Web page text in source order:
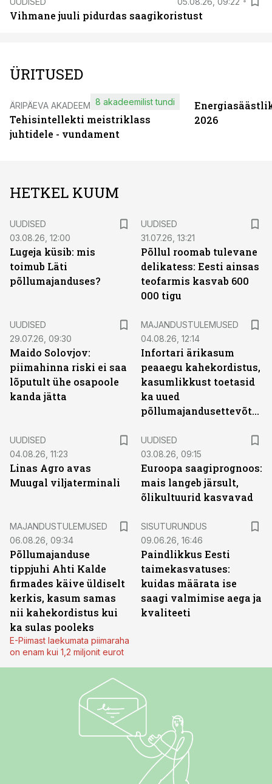
Vihmane juuli pidurdas saagikoristust
ÜRITUSED
ÄRIPÄEVA AKADEEMIA
Tehisintellekti meistriklass
juhtidele - vundament
8 akadeemilist tundi
2026
HETKEL KUUM
UUDISED
03.08.26, 12:00
Lugeja küsib: mis
toimub Läti
põllumajanduses?
UUDISED
31.07.26, 13:21
Põllul roomab tulevane
delikatess: Eesti ainsas
teofarmis kasvab 600
000 tigu
UUDISED
29.07.26, 09:30
Maido Solovjov:
piimahinna riski ei saa
lõputult ühe osapoole
kanda jätta
MAJANDUSTULEMUSED
04.08.26, 12:14
Infortari ärikasum
peaaegu kahekordistus,
kasumlikkust toetasid
ka uued
põllumajandusettevõtted
UUDISED
04.08.26, 11:23
Linas Agro avas
Muugal viljaterminali
UUDISED
03.08.26, 09:15
Euroopa saagiprognoos:
mais langeb järsult,
õlikultuurid kasvavad
MAJANDUSTULEMUSED
06.08.26, 09:34
Põllumajanduse
tippjuhi Ahti Kalde
firmades käive üldiselt
kerkis, kasum samas
nii kahekordistus kui
ka sulas pooleks
E-Piimast laekumata piimaraha
on enam kui 1,2 miljonit eurot
SISUTURUNDUS
09.06.26, 16:46
Paindlikkus Eesti
taimekasvatuses:
kuidas määrata ise
saagi valmimise aega ja
kvaliteeti